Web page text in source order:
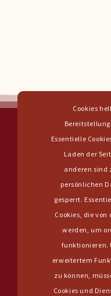
Cookies
Essentielle
Laden der
anderen sind
persönlichen
gesperrt.
Cookies, die von
werden, um
funktionieren.
erweitertem
zu können,
Cookies und